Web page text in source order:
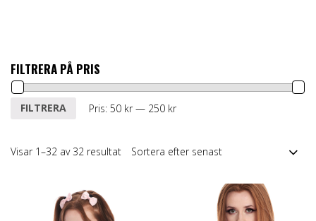
FILTRERA PÅ PRIS
Min
MaxFILTRERA Pris: 50 kr— 250 kr
Visar 1–32 av 32 resultat